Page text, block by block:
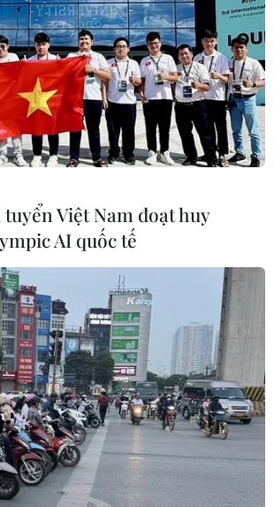
trung học phổ thông
Việt Nam đoạt huy
AI quốc tế